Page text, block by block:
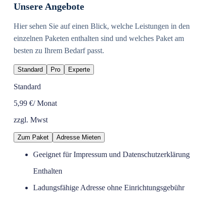
Unsere Angebote
Hier sehen Sie auf einen Blick, welche Leistungen in den
einzelnen Paketen enthalten sind und welches Paket am
besten zu Ihrem Bedarf passt.
Standard Pro Experte
Standard
5,99 €/ Monat
zzgl. Mwst
Zum Paket Adresse Mieten
Geeignet für Impressum und Datenschutzerklärung
Enthalten
Ladungsfähige Adresse ohne Einrichtungsgebühr